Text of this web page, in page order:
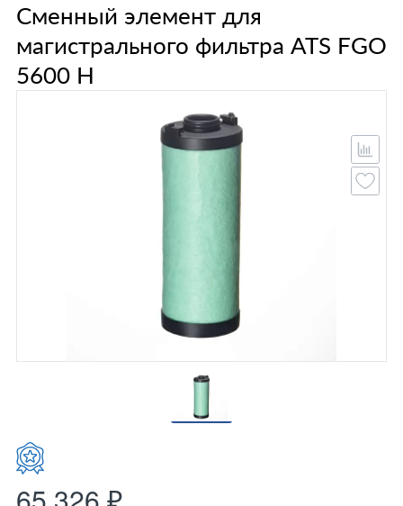
Сменный элемент для
магистрального фильтра ATS FGO
5600 H